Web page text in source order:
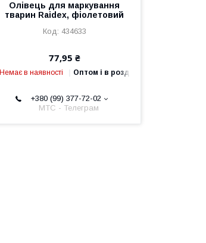
Олівець для маркування
тварин Raidex, фіолетовий
434633
77,95 ₴
Немає в наявності Оптом і в роздріб
+380 (99) 377-72-02
МТС - Телеграм